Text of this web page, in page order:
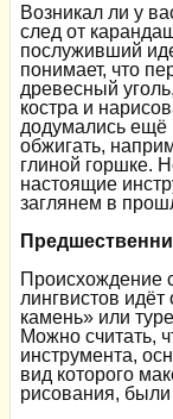
Возникал ли у
след от
послуживший
понимает, что
древесный
костра и
додумались ещё
обжигать,
глиной горшке.
настоящие
заглянем в
Происхождение
лингвистов
камень» или
Можно считать,
инструмента,
вид которого
рисования,